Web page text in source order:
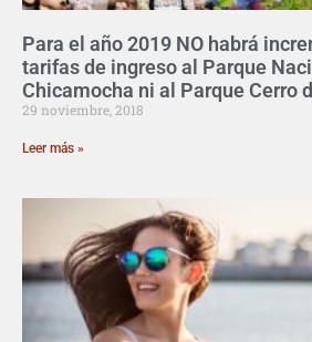
Para el año 2019 NO habrá
tarifas de ingreso al Parque
Chicamocha ni al Parque Cerro
29 noviembre, 2018
Leer más »